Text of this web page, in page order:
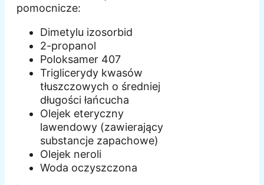
pomocnicze:
Dimetylu izosorbid
2-propanol
Poloksamer 407
Triglicerydy kwasów
tłuszczowych o średniej
długości łańcucha
Olejek eteryczny
lawendowy (zawierający
substancje zapachowe)
Olejek neroli
Woda oczyszczona